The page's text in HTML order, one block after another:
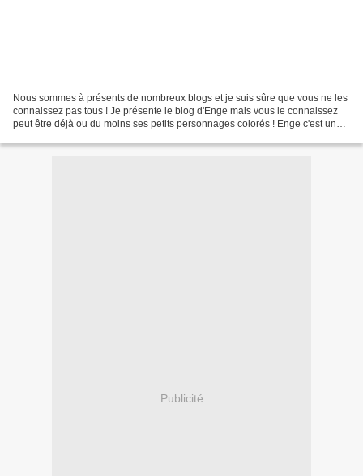
Nous sommes à présents de nombreux blogs et je suis sûre que vous ne les
connaissez pas tous ! Je présente le blog d'Enge mais vous le connaissez
peut être déjà ou du moins ses petits personnages colorés ! Enge c'est une
Publicité